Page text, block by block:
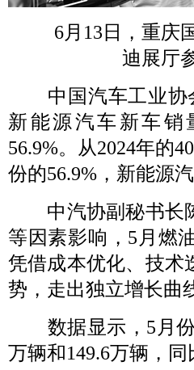
6月13日，重庆
迪展厅
中国汽车工业协
新能源汽车新车销
56.9%。从2024年的
份的56.9%，新能源
中汽协副秘书长陈
等因素影响，5月燃
凭借成本优化、技术
势，走出独立增长曲
数据显示，5月份
万辆和149.6万辆，